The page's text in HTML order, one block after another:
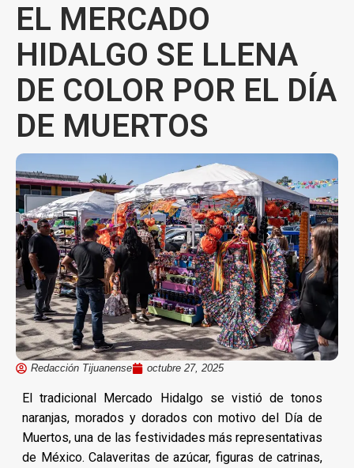
EL MERCADO
HIDALGO SE LLENA
DE COLOR POR EL DÍA
DE MUERTOS
Redacción Tijuanense octubre 27, 2025
El tradicional Mercado Hidalgo se vistió de tonos
naranjas, morados y dorados con motivo del Día de
Muertos, una de las festividades más representativas
de México. Calaveritas de azúcar, figuras de catrinas,